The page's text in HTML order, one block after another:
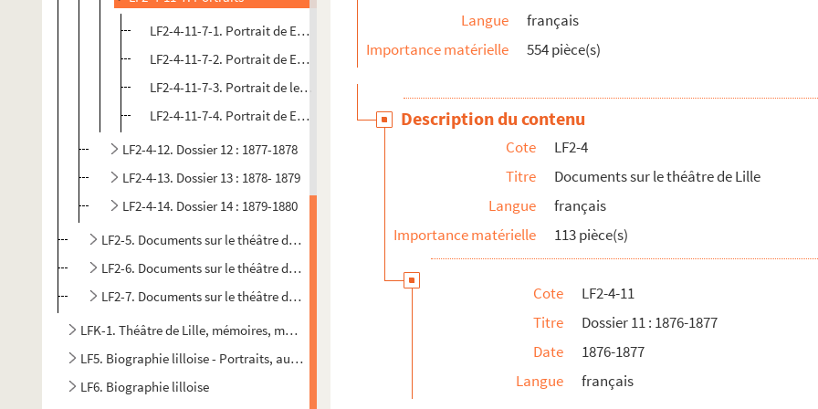
LF2-4-11-7-1. Portrait de Ernesto Rossi
LF2-4-11-7-2. Portrait de Ernesto Rossi
LF2-4-11-7-3. Portrait de les Danicheff
LF2-4-11-7-4. Portrait de Emile Marck, directeur des théâtres d'Angers
LF2-4-12. Dossier 12 : 1877-1878
LF2-4-13. Dossier 13 : 1878- 1879
LF2-4-14. Dossier 14 : 1879-1880
LF2-5. Documents sur le théâtre de Lille
LF2-6. Documents sur le théâtre de Lille
LF2-7. Documents sur le théâtre de Lille
LFK-1. Théâtre de Lille, mémoires, manuscrits, brochures
LF5. Biographie lilloise - Portraits, autographes - Notices sur des personnalités lilloises
LF6. Biographie lilloise
Langue
français
Importance matérielle
554 pièce(s)
Description du contenu
Cote
LF2-4
Titre
Documents sur le théâtre de Lille
Langue
français
Importance matérielle
113 pièce(s)
Cote
LF2-4-11
Titre
Dossier 11 : 1876-1877
Date
1876-1877
Langue
français